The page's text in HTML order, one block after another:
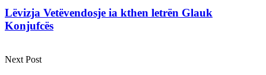
Lëvizja Vetëvendosje ia kthen letrën Glauk
Konjufcës
Next Post